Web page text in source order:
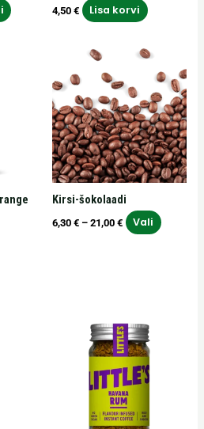
4,50 € Lisa korvi
Kirsi-šokolaadi
6,30 € – 21,00 €
Hinnavahemik:
kuni
21,00 €
Vali
tootel
on
mitu
varianti.
Valikuid
saab
teha